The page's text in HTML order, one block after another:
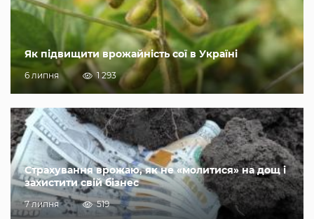
Як підвищити врожайність сої в Україні
6 липня 1 293
Страхування врожаю, як не «молитися» на дощ і
захистити свій бізнес
7 липня 519